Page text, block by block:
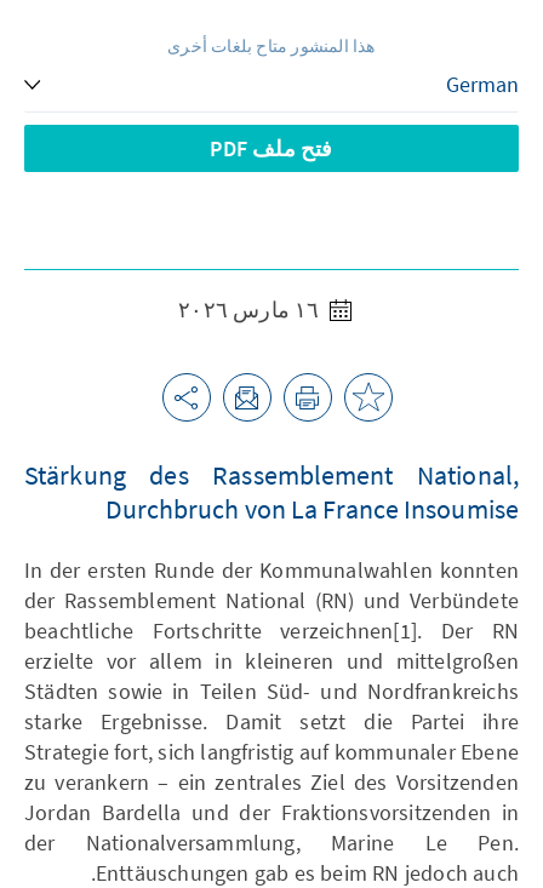
هذا المنشور متاح بلغات أخرى
فتح ملف PDF
Stärkung des Rassemblement National,
Durchbruch von La France Insoumise
In der ersten Runde der Kommunalwahlen konnten
der Rassemblement National (RN) und Verbündete
beachtliche Fortschritte verzeichnen[1]. Der RN
erzielte vor allem in kleineren und mittelgroßen
Städten sowie in Teilen Süd- und Nordfrankreichs
starke Ergebnisse. Damit setzt die Partei ihre
Strategie fort, sich langfristig auf kommunaler Ebene
zu verankern – ein zentrales Ziel des Vorsitzenden
Jordan Bardella und der Fraktionsvorsitzenden in
der Nationalversammlung, Marine Le Pen.
Enttäuschungen gab es beim RN jedoch auch.